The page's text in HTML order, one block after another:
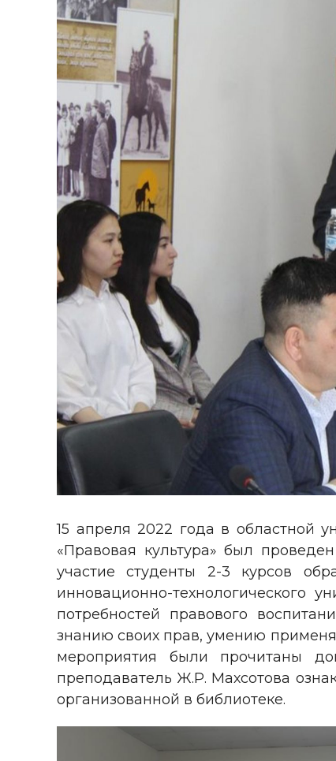
15 апреля 2022 года в областной
«Правовая культура» был
участие студенты 2-3 курсов
инновационно-технологического
потребностей правового
знанию своих прав, умению
мероприятия были прочитаны
преподаватель Ж.Р. Махсотова
организованной в библиотеке.